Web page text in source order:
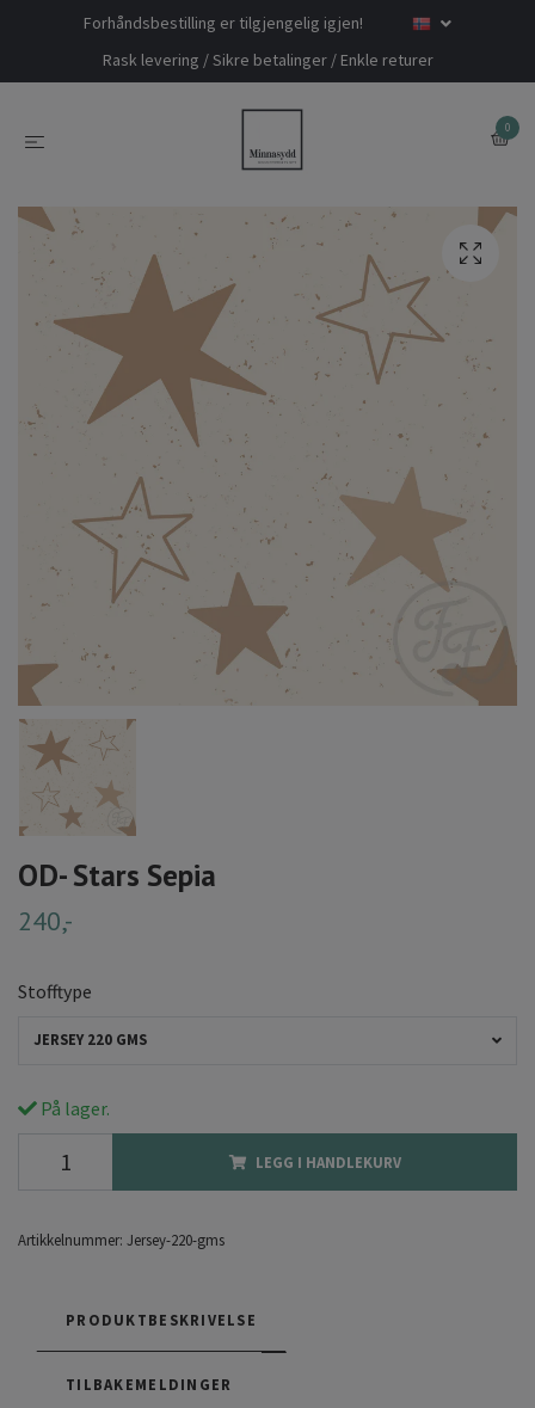
Forhåndsbestilling er tilgjengelig igjen!
Rask levering / Sikre betalinger / Enkle returer
0
OD- Stars Sepia
240,-
Stofftype
JERSEY 220 GMS
På lager.
LEGG I HANDLEKURV
Artikkelnummer: Jersey-220-gms
PRODUKTBESKRIVELSE
TILBAKEMELDINGER